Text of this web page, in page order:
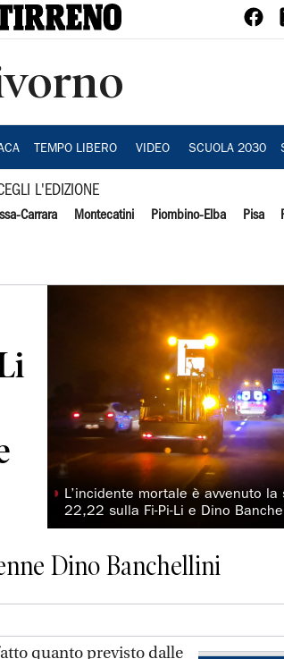
TEMPO LIBERO VIDEO SCUOLA 2030
L'EDIZIONE
Carrara Montecatini Piombino-Elba Pisa
◗ L’incidente mortale è avvenuto
22,22 sulla Fi-Pi-Li e Dino
Dino Banchellini
quanto previsto dalle